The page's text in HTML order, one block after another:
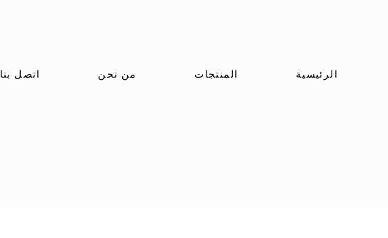
الرئيسية المنتجات من نحن اتصل بنا